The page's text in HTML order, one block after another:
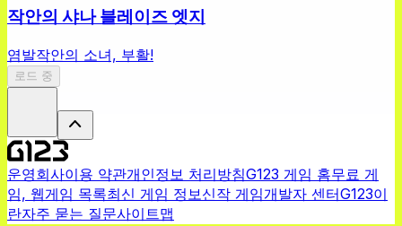
작안의 샤나 블레이즈 엣지
염발작안의 소녀, 부활!
로드 중
운영회사이용 약관개인정보 처리방침G123 게임 홈무료 게
임, 웹게임 목록최신 게임 정보신작 게임개발자 센터G123이
란자주 묻는 질문사이트맵